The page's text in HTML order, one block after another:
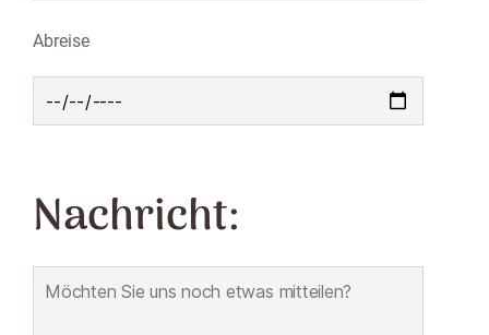
Abreise
Nachricht: